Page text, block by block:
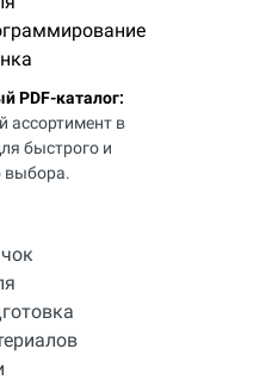
PDF-каталог:
ассортимент в
быстрого и
выбора.